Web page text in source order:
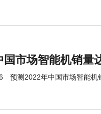
国市场智能机销量
预测2022年中国市场智能